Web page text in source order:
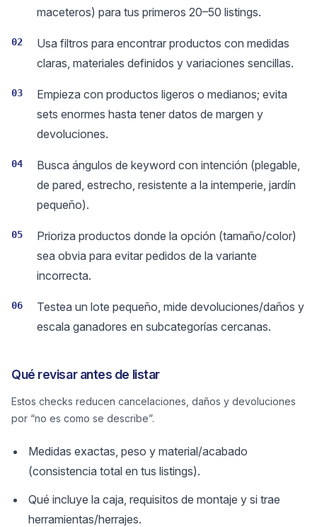
maceteros) para tus primeros 20–50 listings.
02
Usa filtros para encontrar productos con medidas
claras, materiales definidos y variaciones sencillas.
03
Empieza con productos ligeros o medianos; evita
sets enormes hasta tener datos de margen y
devoluciones.
04
Busca ángulos de keyword con intención (plegable,
de pared, estrecho, resistente a la intemperie, jardín
pequeño).
05
Prioriza productos donde la opción (tamaño/color)
sea obvia para evitar pedidos de la variante
incorrecta.
06
Testea un lote pequeño, mide devoluciones/daños y
escala ganadores en subcategorías cercanas.
Qué revisar antes de listar
Estos checks reducen cancelaciones, daños y devoluciones
por “no es como se describe”.
Medidas exactas, peso y material/acabado
(consistencia total en tus listings).
Qué incluye la caja, requisitos de montaje y si trae
herramientas/herrajes.